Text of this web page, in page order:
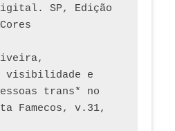
SP, Edição
visibilidade e
trans* no
Famecos, v.31,